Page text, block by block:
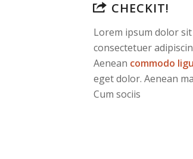
CHECKIT!
Lorem ipsum dolor
consectetuer
Aenean commodo
eget dolor. Aenean
Cum sociis